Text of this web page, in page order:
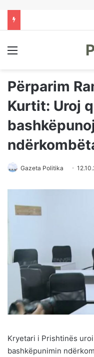
Menu
Përparim
Kurtit: Uroj
Gazeta Politika
Kryetari i Prishtinës
bashkëpunimin